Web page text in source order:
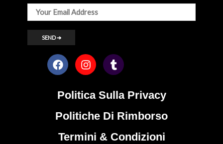
Politica Sulla Privacy
Politiche Di Rimborso
Termini & Condizioni